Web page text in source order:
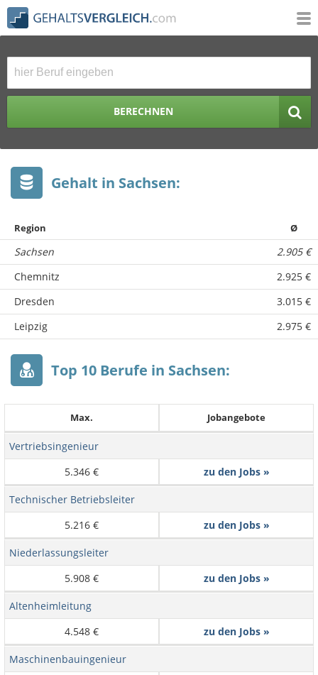
BERECHNEN
Gehalt in Sachsen:
Region Ø
Sachsen
2.905 €
Chemnitz
2.925 €
Dresden
3.015 €
Leipzig
2.975 €
Top 10 Berufe in Sachsen:
Max. Jobangebote
Vertriebsingenieur
5.346 €
zu den Jobs »
Technischer Betriebsleiter
5.216 €
zu den Jobs »
Niederlassungsleiter
5.908 €
zu den Jobs »
Altenheimleitung
4.548 €
zu den Jobs »
Maschinenbauingenieur